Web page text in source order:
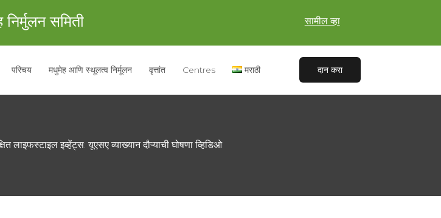
समिती सामील व्हा
परिचय मधुमेह आणि स्थूलत्व निर्मूलन वृत्तांत Centres मराठी दान करा
लाइफस्टाइल इव्हेंट्स: यूएसए व्याख्यान दौऱ्याची घोषणा व्हिडिओ